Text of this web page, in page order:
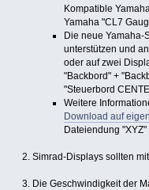
Kompatible
Yamaha "CL7
Die neue Yamaha-
unterstützen und
oder auf zwei
"Backbord" +
"Steuerbord
Weitere
Download auf
Dateiendung
Simrad-Displays sollten
Die Geschwindigkeit der